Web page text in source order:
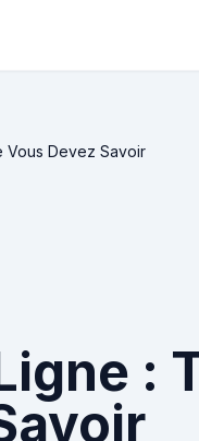
Vous Devez Savoir
: